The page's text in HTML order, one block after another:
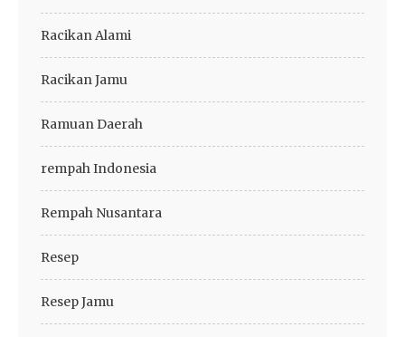
Racikan Alami
Racikan Jamu
Ramuan Daerah
rempah Indonesia
Rempah Nusantara
Resep
Resep Jamu